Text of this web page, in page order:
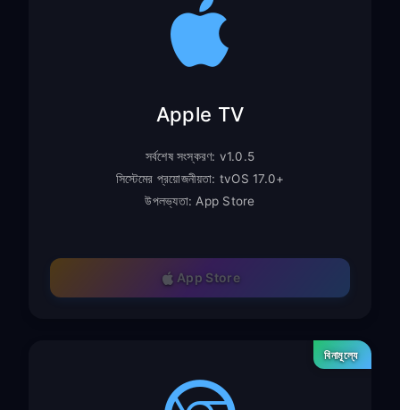
Apple TV
সর্বশেষ সংস্করণ: v1.0.5
সিস্টেমের প্রয়োজনীয়তা: tvOS 17.0+
উপলভ্যতা: App Store
App Store
বিনামূল্যে